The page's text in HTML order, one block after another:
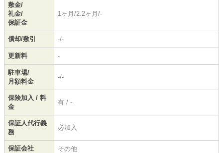
敷金/
礼金/
保証金
1ヶ月/2.2ヶ月/-
償却/敷引 -/-
更新料 -
駐車場/
月額料金
-/-
保険加入 / 料
金
有 / -
保証人代行義
務
必加入
保証会社 その他